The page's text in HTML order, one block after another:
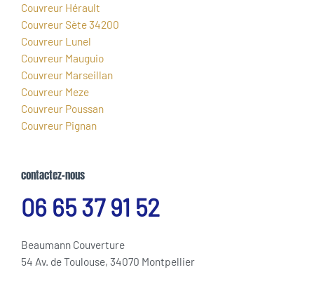
Couvreur Hérault
Couvreur Sète 34200
Couvreur Lunel
Couvreur Mauguio
Couvreur Marseillan
Couvreur Meze
Couvreur Poussan
Couvreur Pignan
contactez-nous
06 65 37 91 52
Beaumann Couverture
54 Av. de Toulouse, 34070 Montpellier